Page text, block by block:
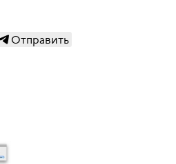
Отправить